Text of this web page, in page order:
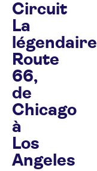
Circuit
La
légendaire
Route
66,
de
Chicago
à
Los
Angeles